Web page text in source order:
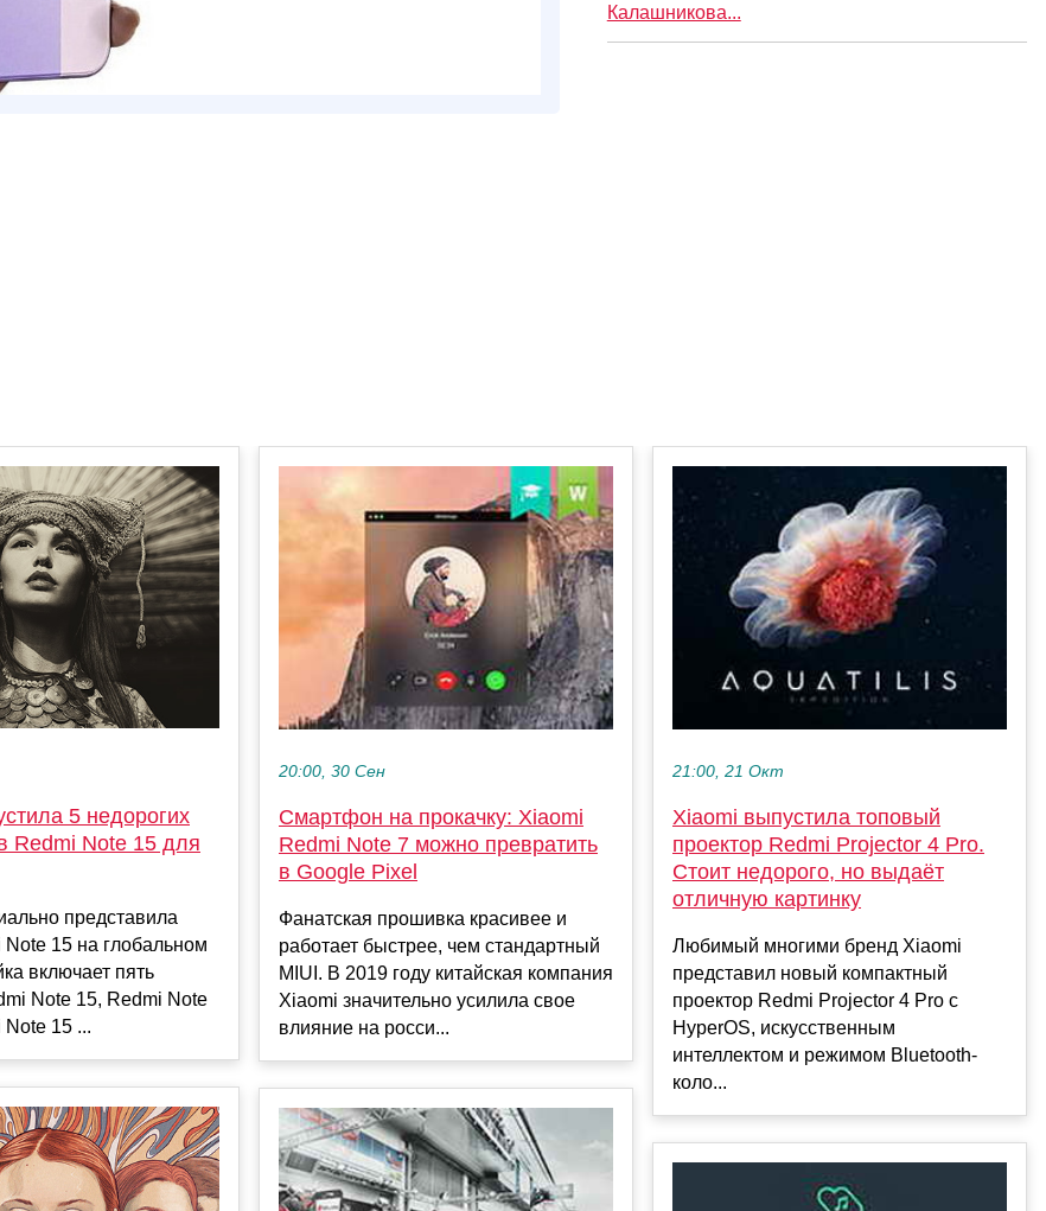
Калашникова...
5 недорогих
Redmi Note 15 для
представила
15 на глобальном
включает пять
Note 15, Redmi Note
Note 15 ...
20:00, 30 Сен
Смартфон на прокачку: Xiaomi
Redmi Note 7 можно превратить
в Google Pixel
Фанатская прошивка красивее и
работает быстрее, чем стандартный
MIUI. В 2019 году китайская компания
Xiaomi значительно усилила свое
влияние на росси...
21:00, 21 Окт
Xiaomi выпустила топовый
проектор Redmi Projector 4 Pro.
Стоит недорого, но выдаёт
отличную картинку
Любимый многими бренд Xiaomi
представил новый компактный
проектор Redmi Projector 4 Pro с
HyperOS, искусственным
интеллектом и режимом Bluetooth-
коло...